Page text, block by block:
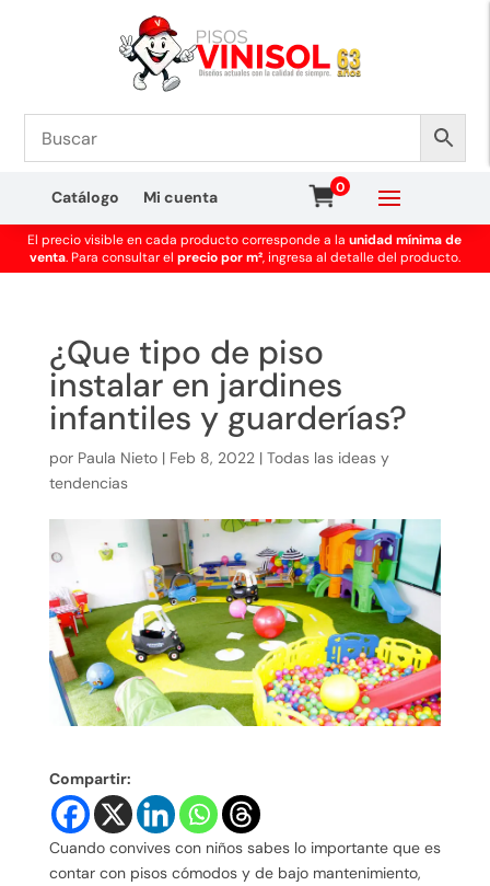
Catálogo Mi cuenta
0
El precio visible en cada producto corresponde a launidad mínima de
venta. Para consultar el precio por m², ingresa al detalle del producto.
¿Que tipo de piso
instalar en jardines
infantiles y guarderías?
por Paula Nieto| Feb 8, 2022| Todas las ideas y
tendencias
Compartir:
Cuando convives con niños sabes lo importante que es
contar con pisos cómodos y de bajo mantenimiento,